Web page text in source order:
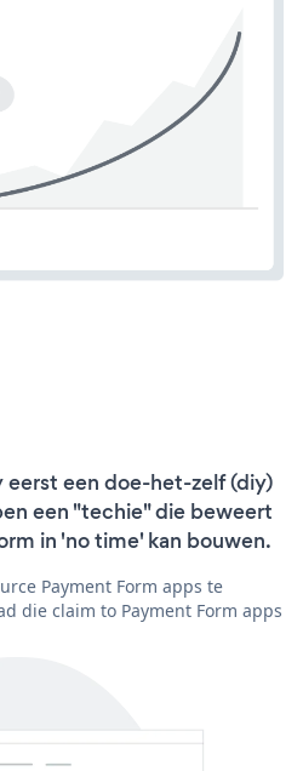
een doe-het-zelf (diy)
een "techie" die beweert
in 'no time' kan bouwen.
Payment Form apps te
die claim to Payment Form apps